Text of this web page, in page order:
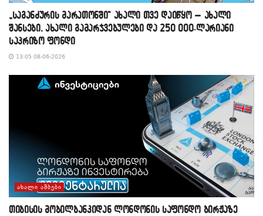
„საგანძურის მარათონში“ ახალი თვე დაიწყო – ახალი
შანსები, ახალი გამარჯვებულები და 250 000-ლარიანი
საპრიზო ფონდი
13:05 08-06-2026
ᲐᲮᲐᲚᲘ ᲐᲛᲑᲔᲑᲘ
თიბისის მობილბანკიდან ლონდონის საფონდო ბირჟაზე